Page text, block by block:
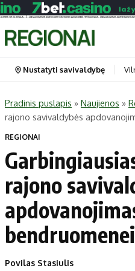
Portalas
Pradinis puslapis
Savivaldybės
Naujausi
Regionai
Lietuva
Pasaulis
Nustatyti savivaldybę
Pradinis puslapis » Naujienos »
rajono savivaldybės
REGIONAI
rajono
bendruomenei
Povilas Stasiulis